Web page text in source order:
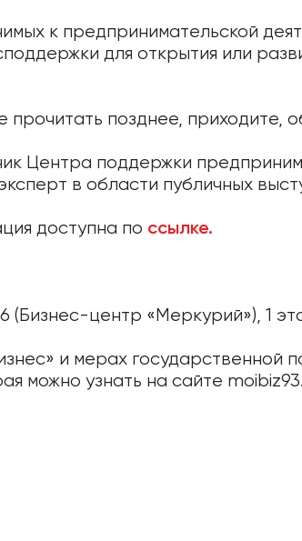
к предпринимательской
для открытия или
прочитать позднее, приходите,
Центра поддержки
в области публичных
доступна по ссылке.
(Бизнес-центр «Меркурий»), 1
и мерах государственной
можно узнать на сайте